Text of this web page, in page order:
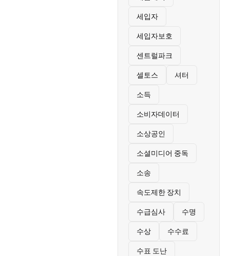
세입자
세입자보호
센트럴파크
셀토스 셔터
소득
소비자데이터
소상공인
소셜미디어 중독
소송
속도제한 장치
수급심사 수명
수상 수수료
수표 도난